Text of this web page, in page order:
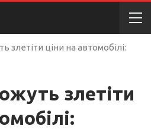
злетіти ціни на автомобілі:
злетіти